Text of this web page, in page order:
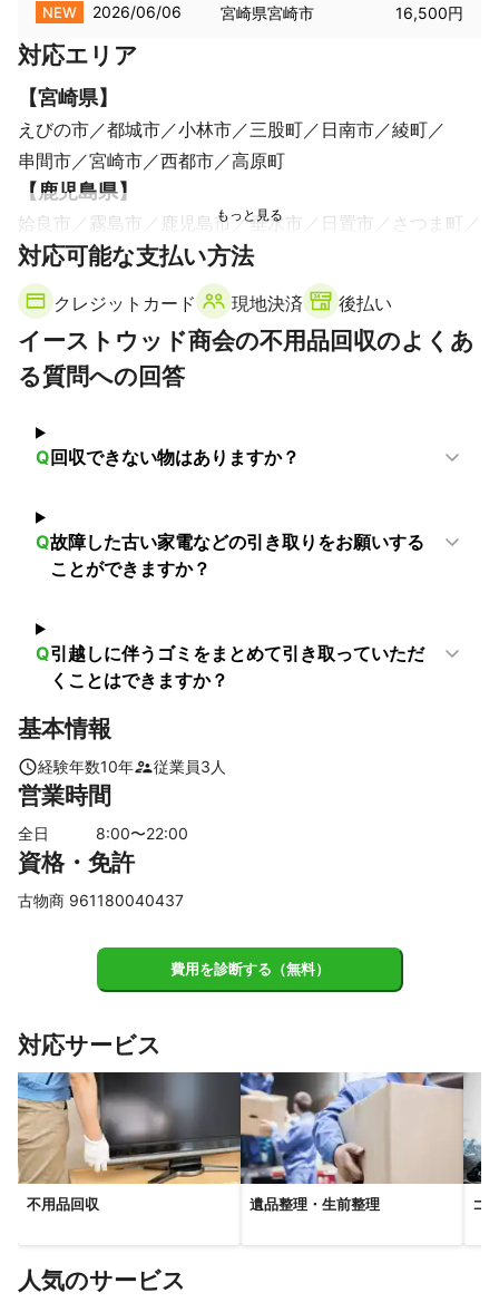
NEW 2026/06/06 宮崎県宮崎市 16,500円
対応エリア
【宮崎県】
えびの市 都城市 小林市 三股町 日南市
綾町
串間市
宮崎市 西都市 高原町
【鹿児島県】
姶良市 霧島市 鹿児島市 垂水市 日置市
さつま町
湧水町
いちき串木野市 曽於市
大崎町
南九州市 志布志市
阿久根市
東串良町 指宿市 枕崎市 錦江町
南大隅町
長島町 南さつま市
対応可能な支払い方法
クレジットカード 現地決済 後払い
イーストウッド商会の不用品回収のよくあ
る質問への回答
Q回収できない物はありますか？
Q故障した古い家電などの引き取りをお願いする
ことができますか？
Q引越しに伴うゴミをまとめて引き取っていただ
くことはできますか？
基本情報
経験年数10年 従業員3 人
営業時間
全日 8:00〜22:00
資格・免許
古物商 961180040437
費用を診断する（無料）
対応サービス
不用品回収 遺品整理・生前整理 ゴ
人気のサービス